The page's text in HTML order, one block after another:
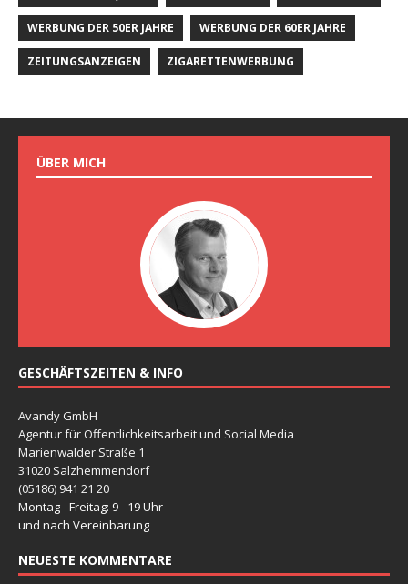
WERBUNG DER 50ER JAHRE WERBUNG DER 60ER JAHRE
ZEITUNGSANZEIGEN ZIGARETTENWERBUNG
ÜBER MICH
GESCHÄFTSZEITEN & INFO
Avandy GmbH
Agentur für Öffentlichkeitsarbeit und Social Media
Marienwalder Straße 1
31020 Salzhemmendorf
(05186) 941 21 20
Montag - Freitag: 9 - 19 Uhr
und nach Vereinbarung
NEUESTE KOMMENTARE